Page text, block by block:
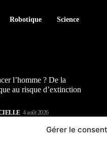
Gérer le
Robotique Science
l’homme ? De la
au risque d’extinction
4 août 2026
Play : 5 révélations sur la
qui arrive en 2026